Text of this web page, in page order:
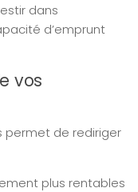
dans
d’emprunt
vos
permet de rediriger
plus rentables